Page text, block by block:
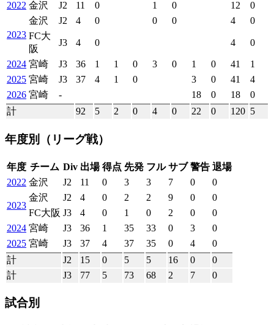
2022 金沢 J2 11 0 1 0 12 0
2023
金沢 J2 4 0 0 0 4
0
FC大
阪
J3 4 0 4 0
2024 宮崎 J3 36 1 1 0 3 0 1 0 41
1
2025 宮崎 J3 37 4 1 0 3 0 41
4
2026 宮崎 - 18 0 18
0
計
92 5 2 0 4 0 22 0 120 5
年度別 （リーグ戦）
年度 チーム Div 出場 得点 先発 フル サブ 警告 退場
2022 金沢 J2 11 0 3 3 7 0 0
2023
金沢 J2 4 0 2 2 9 0
0
FC大阪 J3 4 0 1 0 2 0
0
2024 宮崎 J3 36 1 35 33 0 3
0
2025 宮崎 J3 37 4 37 35 0 4
0
計
J2 15 0 5 5 16 0
0
計
J3 77 5 73 68 2 7 0
試合別